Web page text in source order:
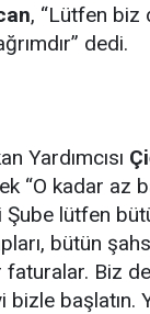
, “Lütfen biz
dedi.
Yardımcısı
“O kadar az
Şube lütfen
bütün
faturalar. Biz
bizle